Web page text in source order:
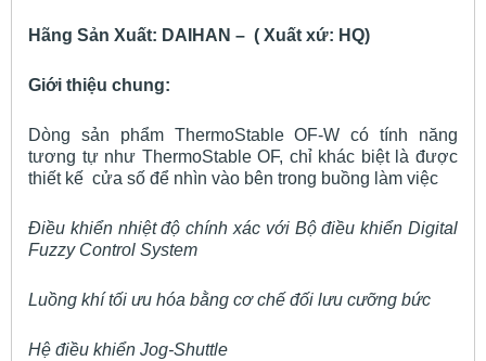
Hãng Sản Xuất: DAIHAN – ( Xuất xứ: HQ)
Giới thiệu chung:
Dòng sản phẩm ThermoStable OF-W có tính năng
tương tự như ThermoStable OF, chỉ khác biệt là được
thiết kế cửa số để nhìn vào bên trong buồng làm việc
Điều khiển nhiệt độ chính xác với Bộ điều khiển Digital
Fuzzy Control System
Luồng khí tối ưu hóa bằng cơ chế đối lưu cưỡng bức
Hệ điều khiển Jog-Shuttle